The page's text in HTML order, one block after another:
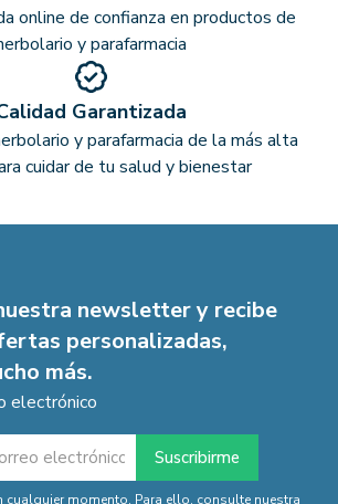
online de confianza en productos de
y parafarmacia
Garantizada
y parafarmacia de la más alta
cuidar de tu salud y bienestar
newsletter y recibe
personalizadas,
más.
electrónico
cualquier momento. Para ello, consulte nuestra